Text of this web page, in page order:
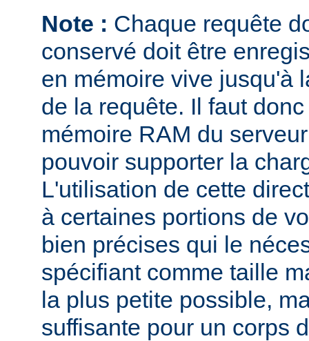
Note : Chaque requête
conservé doit être
en mémoire vive jusqu'à
de la requête. Il faut
mémoire RAM du
pouvoir supporter la
L'utilisation de cette
à certaines portions de
bien précises qui le
spécifiant comme taille
la plus petite possible,
suffisante pour un corps